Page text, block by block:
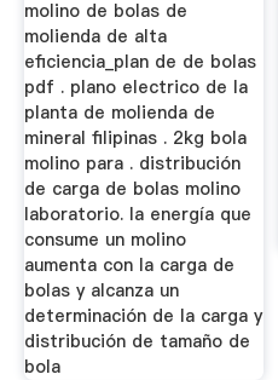
molino de bolas de
molienda de alta
eficiencia_plan de de bolas
pdf . plano electrico de la
planta de molienda de
mineral filipinas . 2kg bola
molino para . distribución
de carga de bolas molino
laboratorio. la energía que
consume un molino
aumenta con la carga de
bolas y alcanza un
determinación de la carga y
distribución de tamaño de
bola